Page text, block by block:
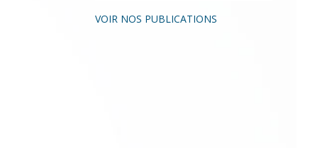
VOIR NOS PUBLICATIONS